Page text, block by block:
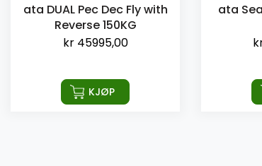
ata DUAL Pec Dec Fly with
Reverse 150KG
kr45995,00
KJØP
ata